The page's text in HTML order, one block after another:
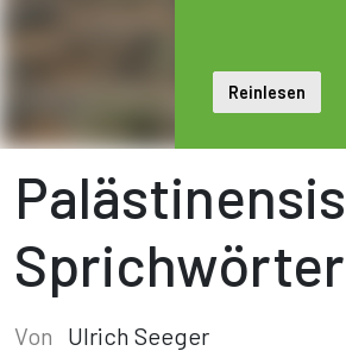
Reinlesen
Sprichwörter
Von Ulrich Seeger